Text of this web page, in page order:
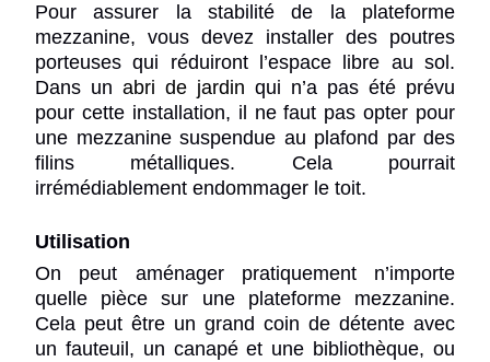
Pour assurer la stabilité de la plateforme
mezzanine, vous devez installer des poutres
porteuses qui réduiront l’espace libre au sol.
Dans un abri de jardin qui n’a pas été prévu
pour cette installation, il ne faut pas opter pour
une mezzanine suspendue au plafond par des
filins métalliques. Cela pourrait
irrémédiablement endommager le toit.
Utilisation
On peut aménager pratiquement n’importe
quelle pièce sur une plateforme mezzanine.
Cela peut être un grand coin de détente avec
un fauteuil, un canapé et une bibliothèque, ou